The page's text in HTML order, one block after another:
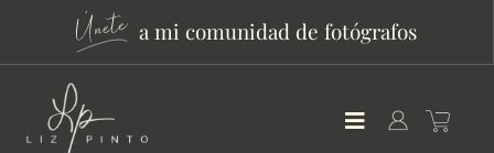
a mi comunidad de fotógrafos